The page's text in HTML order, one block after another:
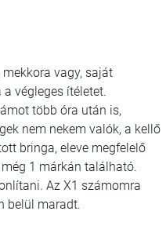
vagy, saját
végleges ítéletet.
több óra után is,
nem nekem valók, a kellő
bringa, eleve megfelelő
1 márkán található.
Az X1 számomra
belül maradt.